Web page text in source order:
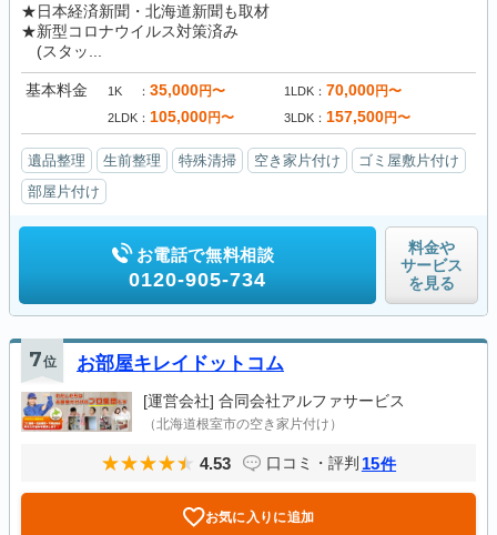
★日本経済新聞・北海道新聞も取材
★新型コロナウイルス対策済み
(スタッ...
基本料金 1K 35,000円〜 1LDK 70,000円〜
2LDK 105,000円〜 3LDK 157,500円〜
遺品整理 生前整理 特殊清掃 空き家片付け
ゴミ屋敷片付け
部屋片付け
お電話で無料相談
0120-905-734
料金や
サービス
を見る
7位 お部屋キレイドットコム
[運営会社] 合同会社アルファサービス
（北海道根室市の空き家片付け）
4.53 口コミ・評判 15件
お気に入りに追加